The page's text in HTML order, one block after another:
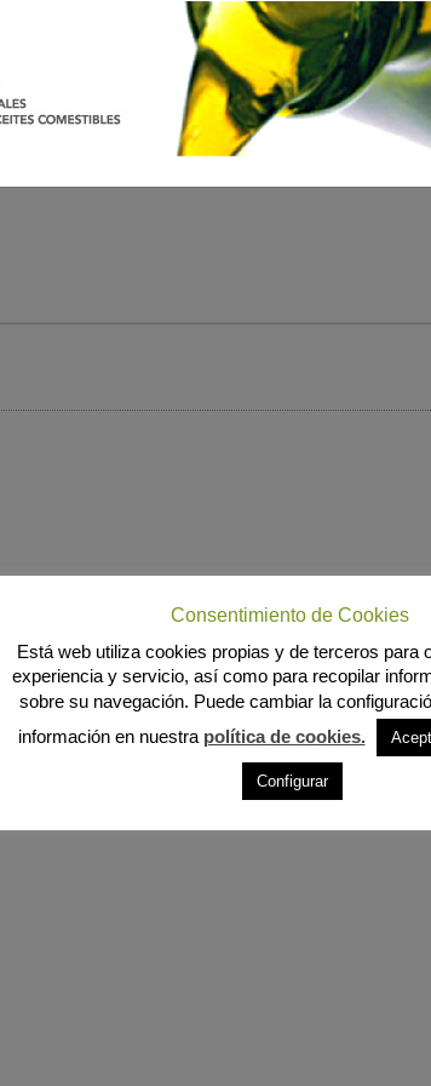
Consentimiento de Cookies
Está web utiliza cookies propias y de terceros para
experiencia y servicio, así como para recopilar
sobre su navegación. Puede cambiar la
información en nuestra política de cookies.
Configurar